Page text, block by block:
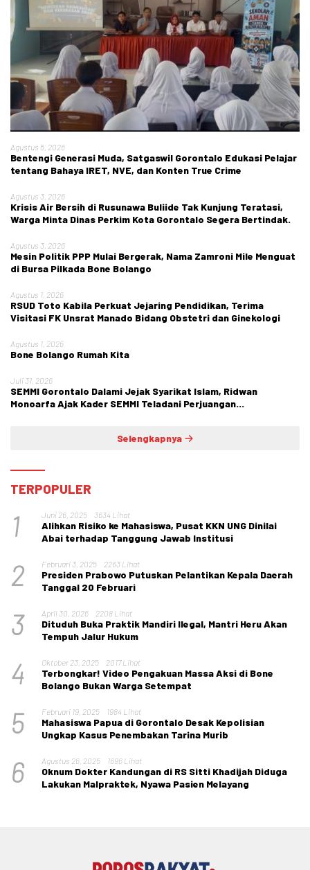
Agustus 5, 2026
Bentengi Generasi Muda, Satgaswil Gorontalo Edukasi Pelajar
tentang Bahaya IRET, NVE, dan Konten True Crime
Agustus 3, 2026
Krisis Air Bersih di Rusunawa Buliide Tak Kunjung Teratasi,
Warga Minta Dinas Perkim Kota Gorontalo Segera Bertindak.
Agustus 3, 2026
Mesin Politik PPP Mulai Bergerak, Nama Zamroni Mile Menguat
di Bursa Pilkada Bone Bolango
Agustus 1, 2026
RSUD Toto Kabila Perkuat Jejaring Pendidikan, Terima
Visitasi FK Unsrat Manado Bidang Obstetri dan Ginekologi
Agustus 1, 2026
Bone Bolango Rumah Kita
Juli 31, 2026
SEMMI Gorontalo Dalami Jejak Syarikat Islam, Ridwan
Monoarfa Ajak Kader SEMMI Teladani Perjuangan
Selengkapnya
TERPOPULER
1 Juni 26, 2025 3634 Lihat
Alihkan Risiko ke Mahasiswa, Pusat KKN UNG Dinilai
Abai terhadap Tanggung Jawab Institusi
2 Februari 3, 2025 2263 Lihat
Presiden Prabowo Putuskan Pelantikan Kepala Daerah
Tanggal 20 Februari
3 April 30, 2026 2208 Lihat
Dituduh Buka Praktik Mandiri Ilegal, Mantri Heru Akan
Tempuh Jalur Hukum
4 Oktober 23, 2025 2017 Lihat
Terbongkar! Video Pengakuan Massa Aksi di Bone
Bolango Bukan Warga Setempat
5 Februari 19, 2025 1984 Lihat
Mahasiswa Papua di Gorontalo Desak Kepolisian
Ungkap Kasus Penembakan Tarina Murib
6 Agustus 26, 2025 1696 Lihat
Oknum Dokter Kandungan di RS Sitti Khadijah Diduga
Lakukan Malpraktek, Nyawa Pasien Melayang